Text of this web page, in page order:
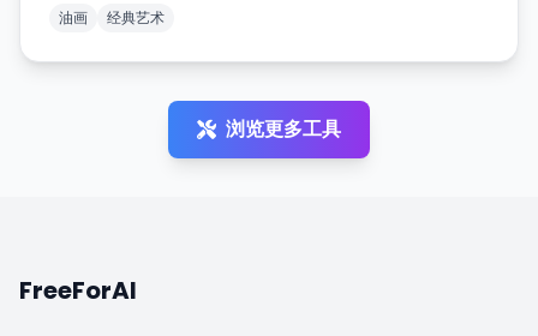
油画 经典艺术
浏览更多工具
FreeForAI